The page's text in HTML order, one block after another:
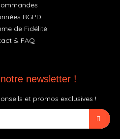
RGPD
de Fidélité
& FAQ
newsletter !
et promos exclusives !